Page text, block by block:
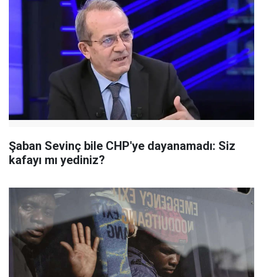
Şaban Sevinç bile CHP'ye dayanamadı: Siz
kafayı mı yediniz?